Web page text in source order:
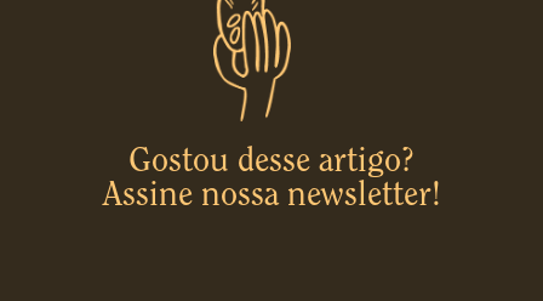
Gostou desse artigo?
Assine nossa newsletter!